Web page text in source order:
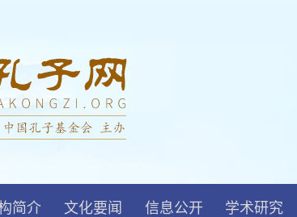
简介 文化要闻 信息公开 学术研究